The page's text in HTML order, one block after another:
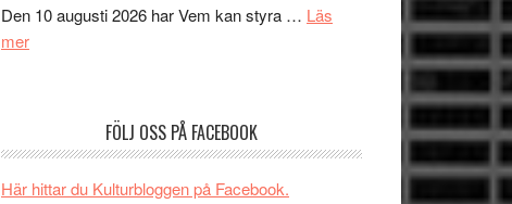
spännande
med
Den 10 augusti 2026 har Vem kan styra … Läs
merom
tv4
FÖLJ OSS PÅ FACEBOOK
Här hittar du Kulturbloggen på Facebook.